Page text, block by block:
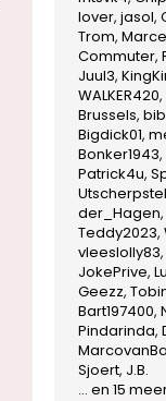
lover jasol
Trom
Commuter
Juul3
WALKER420
Brussels
Bigdick01
Bonker1943
Patrick4u
der_Hagen
Teddy2023
vleeslolly83
JokePrive
Geezz
Bart197400
Pindarinda
Sjoert J.B.
... en 15